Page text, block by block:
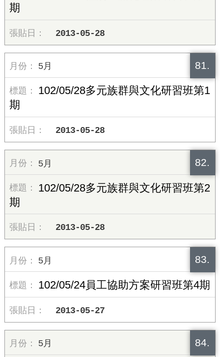
期
2013-05-28
81.
5月
102/05/28多元族群與文化研習班第1
期
2013-05-28
82.
5月
102/05/28多元族群與文化研習班第2
期
2013-05-28
83.
5月
102/05/24員工協助方案研習班第4期
2013-05-27
84.
5月